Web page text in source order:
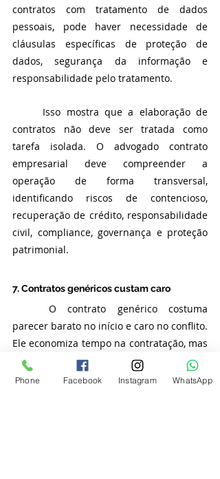
contratos com tratamento de dados
pessoais, pode haver necessidade de
cláusulas específicas de proteção de
dados, segurança da informação e
responsabilidade pelo tratamento.
contratos não deve ser tratada como
tarefa isolada. O advogado contrato
empresarial deve compreender a
operação de forma transversal,
identificando riscos de contencioso,
recuperação de crédito, responsabilidade
civil, compliance, governança e proteção
patrimonial.
7. Contratos genéricos custam caro
parecer barato no início e caro no conflito.
Ele economiza tempo na contratação, mas
transfere custo para o litígio. Quando não
há cláusula clara de multa, a discussão se
Phone Facebook Instagram WhatsApp